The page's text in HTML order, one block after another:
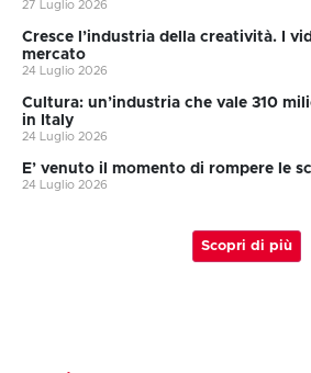
27 Luglio 2026
Cresce l’industria della creatività. I
mercato
24 Luglio 2026
Cultura: un’industria che vale 310
in Italy
24 Luglio 2026
E’ venuto il momento di rompere le
24 Luglio 2026
Scopri di più